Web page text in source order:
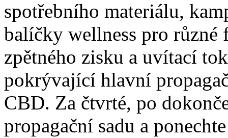
spotřebního materiálu,
balíčky wellness pro různé
zpětného zisku a uvítací
pokrývající hlavní
CBD. Za čtvrté, po
propagační sadu a